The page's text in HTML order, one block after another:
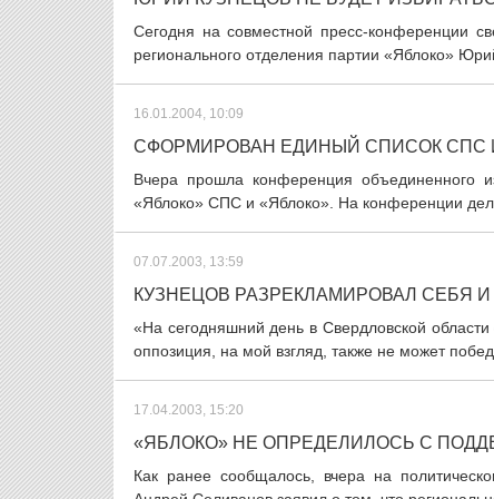
Сегодня на совместной пресс-конференции
регионального отделения партии «Яблоко»
16.01.2004, 10:09
СФОРМИРОВАН ЕДИНЫЙ СПИСОК СПС
Вчера прошла конференция объединенного
«Яблоко» СПС и «Яблоко». На конференции
07.07.2003, 13:59
КУЗНЕЦОВ РАЗРЕКЛАМИРОВАЛ СЕБЯ И
«На сегодняшний день в Свердловской
оппозиция, на мой взгляд, также не может
17.04.2003, 15:20
«ЯБЛОКО» НЕ ОПРЕДЕЛИЛОСЬ С
Как ранее сообщалось, вчера на